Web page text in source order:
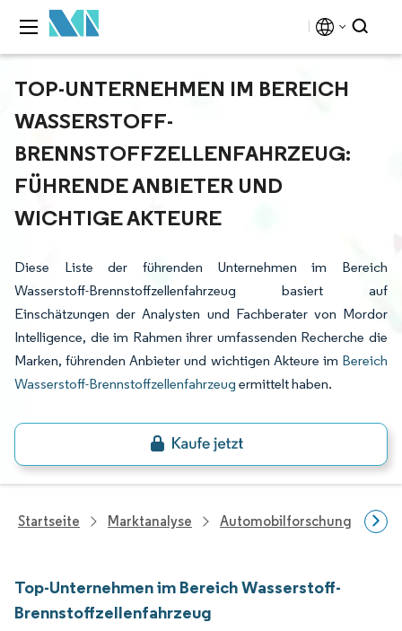
TOP-UNTERNEHMEN IM BEREICH
WASSERSTOFF-
BRENNSTOFFZELLENFAHRZEUG:
FÜHRENDE ANBIETER UND
WICHTIGE AKTEURE
Diese Liste der führenden Unternehmen im Bereich
Wasserstoff-Brennstoffzellenfahrzeug basiert auf
Einschätzungen der Analysten und Fachberater von Mordor
Intelligence, die im Rahmen ihrer umfassenden Recherche die
Marken, führenden Anbieter und wichtigen Akteure im Bereich
Wasserstoff-Brennstoffzellenfahrzeug ermittelt haben.
Startseite Marktanalyse Automobilforschung
Top-Unternehmen im Bereich Wasserstoff-
Brennstoffzellenfahrzeug